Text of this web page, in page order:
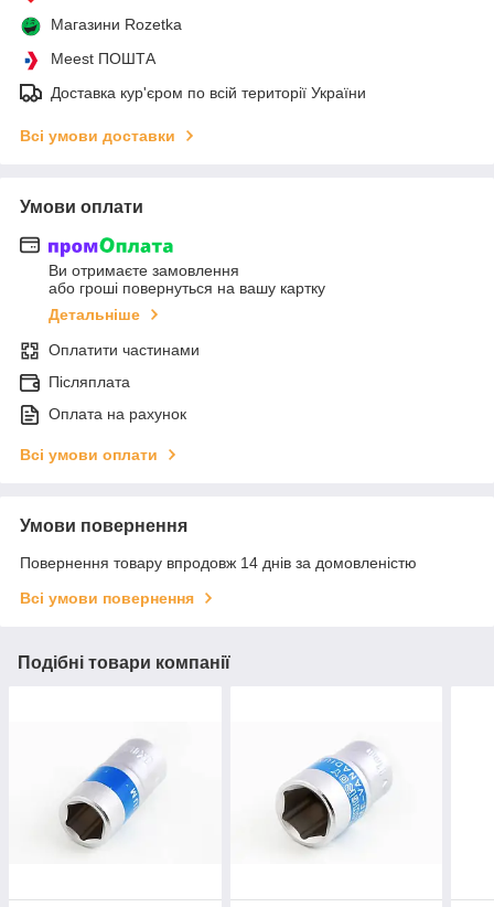
Магазини Rozetka
Meest ПОШТА
Доставка кур'єром по всій території України
Всі умови доставки
Умови оплати
Ви отримаєте замовлення
або гроші повернуться на вашу картку
Детальніше
Оплатити частинами
Післяплата
Оплата на рахунок
Всі умови оплати
Умови повернення
Повернення товару впродовж 14 днів за домовленістю
Всі умови повернення
Подібні товари компанії